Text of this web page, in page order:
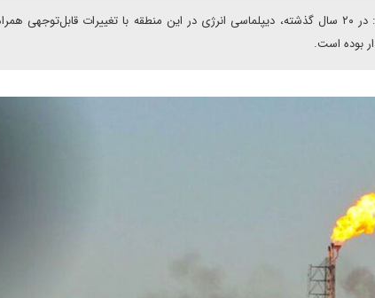
سید کامران یگانگی در یادداشتی برای دیپلماسی ایرانی می نویسد: در ۲۰ سال گذشته، دیپلماسی انرژی در این منطقه با تغییرات
بوده است.